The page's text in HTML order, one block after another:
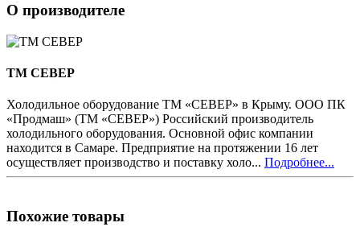
О производителе
ТМ СЕВЕР
Холодильное оборудование ТМ «СЕВЕР» в Крыму. ООО ПК
«Продмаш» (ТМ «СЕВЕР») Российский производитель
холодильного оборудования. Основной офис компании
находится в Самаре. Предприятие на протяжении 16 лет
осуществляет производство и поставку холо... Подробнее...
Похожие товары